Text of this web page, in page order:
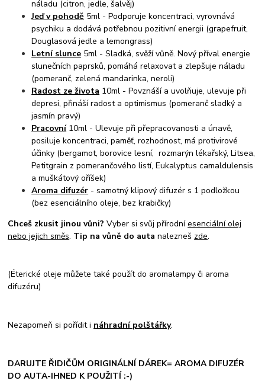
náladu (citron, jedle, šalvěj)
Jeď v pohodě 5ml - Podporuje koncentraci, vyrovnává
psychiku a dodává potřebnou pozitivní energii (grapefruit,
Douglasová jedle a lemongrass)
Letní slunce 5ml - Sladká, svěží vůně. Nový příval energie
slunečních paprsků, pomáhá relaxovat a zlepšuje náladu
(pomeranč, zelená mandarinka, neroli)
Radost ze života 10ml - Povznáší a uvolňuje, ulevuje při
depresi, přináší radost a optimismus (pomeranč sladký a
jasmín pravý)
Pracovní10ml - Ulevuje při přepracovanosti a únavě,
posiluje koncentraci, paměť, rozhodnost, má protivirové
účinky (bergamot, borovice lesní, rozmarýn lékařský, Litsea,
Petitgrain z pomerančového listí, Eukalyptus camaldulensis
a muškátový oříšek)
Aroma difuzér - samotný klipový difuzér s 1 podložkou
(bez esenciálního oleje, bez krabičky)
Chceš zkusit jinou vůni? Vyber si svůj přírodníesenciální olej
nebo jejich směs. Tip na vůně do autanalezneš zde.
(Éterické oleje můžete také použít do aromalampy či aroma
difuzéru)
Nezapomeň si pořídit i náhradní polštářky.
DARUJTE ŘIDIČŮM ORIGINÁLNÍ DÁREK= AROMA DIFUZÉR
DO AUTA-IHNED K POUŽITÍ :-)